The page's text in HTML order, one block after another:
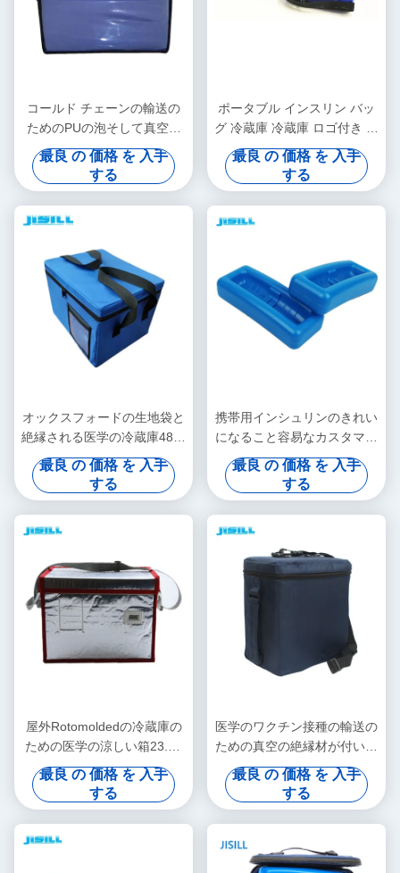
コールド チェーンの輸送の
ためのPUの泡そして真空の
絶縁材のパネルの医学の涼し
い箱
最良 の 価格 を 入手
する
ポータブル インスリン バッ
グ 冷蔵庫 冷蔵庫 ロゴ付き 個
人のケア - 食品冷凍用に印刷
最良 の 価格 を 入手
する
オックスフォードの生地袋と
絶縁される医学の冷蔵庫48時
間の制御温度の
最良 の 価格 を 入手
する
携帯用インシュリンのきれい
になること容易なカスタマイ
ズ可能な温度の医学の冷蔵庫
最良 の 価格 を 入手
する
屋外Rotomoldedの冷蔵庫の
ための医学の涼しい箱23.5L
のポータブルをカスタマイズ
して下さい
最良 の 価格 を 入手
する
医学のワクチン接種の輸送の
ための真空の絶縁材が付いて
いる長続きがする医学の涼し
い箱
最良 の 価格 を 入手
する